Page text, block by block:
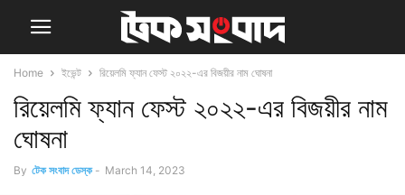
Home ইভেন্ট রিয়েলমি ফ্যান ফেস্ট ২০২২-এর বিজয়ীর নাম ঘোষনা
রিয়েলমি ফ্যান ফেস্ট ২০২২-এর বিজয়ীর নাম
ঘোষনা
By টেক সংবাদ ডেস্ক - March 14, 2023